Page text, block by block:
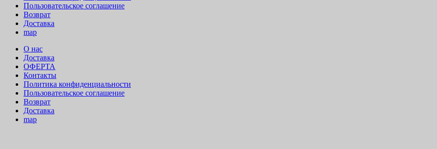
Пользовательское соглашение
Возврат
Доставка
map
О нас
Доставка
ОФЕРТА
Контакты
Политика конфиденциальности
Пользовательское соглашение
Возврат
Доставка
map